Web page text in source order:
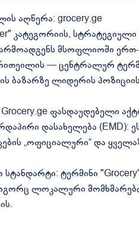
აღწერა: grocery.ge
კატეგორიის, სტრატეგიული
მსოფლიოში
— ცენტრალურ
ბაზარზე ლიდერის
ფასდაუდებელი
დასახელება (EMD):
„ოფიციალური“ და
ტერმინი
ლოკალური